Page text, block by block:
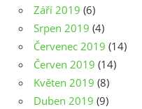
Září 2019 (6)
Srpen 2019 (4)
Červenec 2019 (14)
Červen 2019 (14)
Květen 2019 (8)
Duben 2019 (9)